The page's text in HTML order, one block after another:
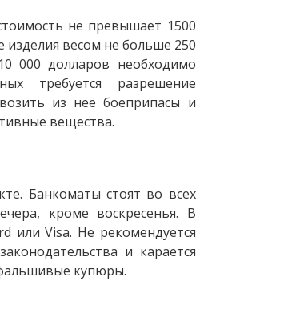
не превышает 1500
изделия весом не больше 250
000 долларов необходимо
требуется разрешение
из неё боеприпасы и
вещества.
Банкоматы стоят во всех
кроме воскресенья. В
или Visa. Не рекомендуется
и карается
купюры.